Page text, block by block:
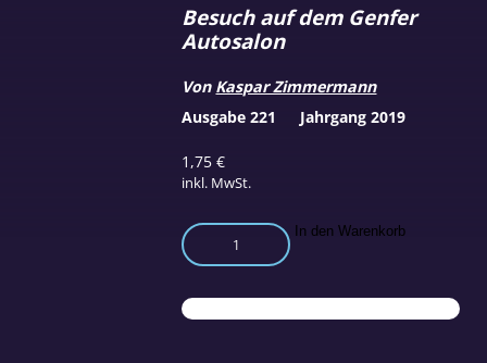
1,75€
inkl. MwSt.
Besuch auf dem Genfer
Autosalon
Von Kaspar Zimmermann
Wohin
steuert
Mobilität?
Menge
In den Warenkorb
Ausgabe 221 Jahrgang 2019